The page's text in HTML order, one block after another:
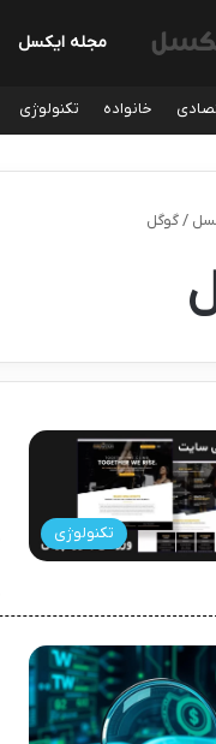
مجله ایکسل
خانواده تکنولوژی
/ گوگل
تکنولوژی